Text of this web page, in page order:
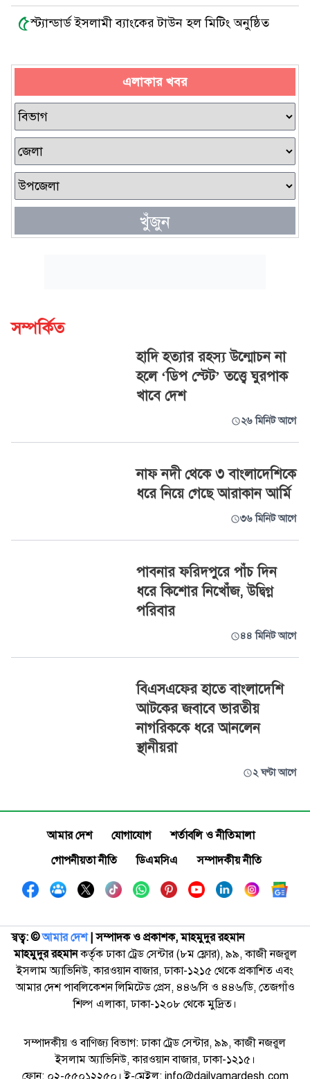
৫স্ট্যান্ডার্ড ইসলামী ব্যাংকের টাউন হল মিটিং অনুষ্ঠিত
এলাকার খবর
খুঁজুন
সম্পর্কিত
হাদি হত্যার রহস্য উন্মোচন না
হলে ‘ডিপ স্টেট’ তত্ত্বে ঘুরপাক
খাবে দেশ
২৬ মিনিট আগে
নাফ নদী থেকে ৩ বাংলাদেশিকে
ধরে নিয়ে গেছে আরাকান আর্মি
৩৬ মিনিট আগে
পাবনার ফরিদপুরে পাঁচ দিন
ধরে কিশোর নিখোঁজ, উদ্বিগ্ন
পরিবার
৪৪ মিনিট আগে
বিএসএফের হাতে বাংলাদেশি
আটকের জবাবে ভারতীয়
নাগরিককে ধরে আনলেন
স্থানীয়রা
২ ঘণ্টা আগে
আমার দেশ যোগাযোগ
শর্তাবলি ও নীতিমালা
গোপনীয়তা নীতি
ডিএমসিএ সম্পাদকীয় নীতি
স্বত্ব: ©️আমার দেশ| সম্পাদক ও প্রকাশক, মাহমুদুর রহমান
মাহমুদুর রহমানকর্তৃক ঢাকা ট্রেড সেন্টার (৮ম ফ্লোর), ৯৯, কাজী নজরুল
ইসলাম অ্যাভিনিউ, কারওয়ান বাজার, ঢাকা-১২১৫ থেকে প্রকাশিত এবং
আমার দেশ পাবলিকেশন লিমিটেড প্রেস, ৪৪৬/সি ও ৪৪৬/ডি, তেজগাঁও
শিল্প এলাকা, ঢাকা-১২০৮ থেকে মুদ্রিত।
সম্পাদকীয় ও বাণিজ্য বিভাগ: ঢাকা ট্রেড সেন্টার, ৯৯, কাজী নজরুল
ইসলাম অ্যাভিনিউ, কারওয়ান বাজার, ঢাকা-১২১৫।
ফোন: ০২-৫৫০১২২৫০। ই-মেইল: info@dailyamardesh.com